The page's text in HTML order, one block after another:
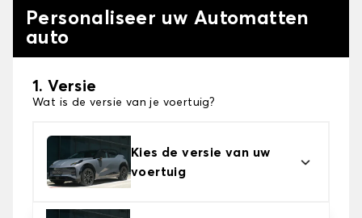
Personaliseer uw Automatten
auto
1. Versie
Wat is de versie van je voertuig?
Kies de versie van uw
voertuig